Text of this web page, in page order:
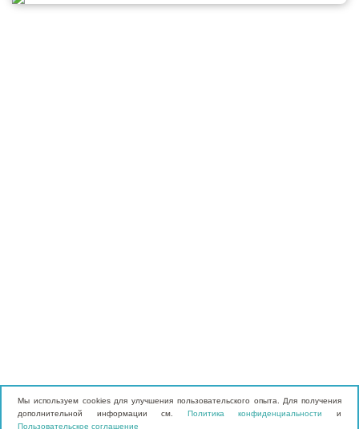
Мы используем cookies для улучшения пользовательского опыта. Для получения
дополнительной информации см. Политика конфиденциальности
и
Пользовательское соглашение